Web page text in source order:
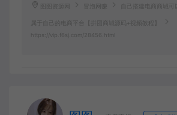
图图资源网 冒泡网赚 自己搭建电商商城可
属于自己的电商平台【拼团商城源码+视频教程】
https://vip.f6sj.com/28456.html